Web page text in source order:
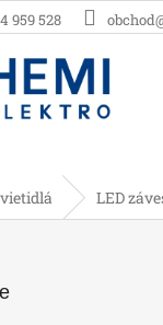
959 528
LED